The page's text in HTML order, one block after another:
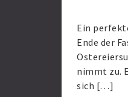
Ein
Ende der
nimmt zu.
sich […]